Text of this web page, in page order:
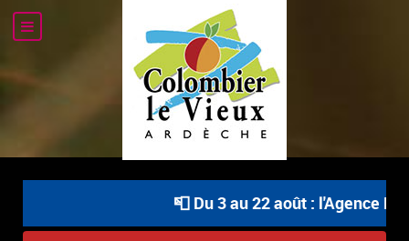
📮 Du 3 au 22 août : l'Agence